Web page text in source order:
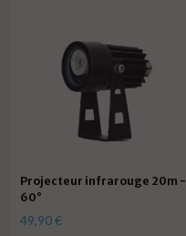
Projecteur infrarouge 20m -
60°
49,90 €